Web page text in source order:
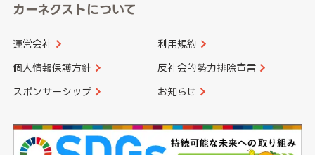
カーネクストについて
運営会社 利用規約
個人情報保護方針 反社会的勢力排除宣言
スポンサーシップ お知らせ